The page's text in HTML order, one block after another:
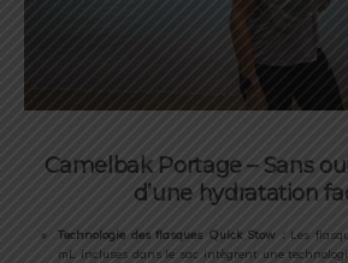
Camelbak Portage – Sans
d’une hydratation
Technologie des flasques Quick Stow :
Les
mL incluses dans le sac intègrent une